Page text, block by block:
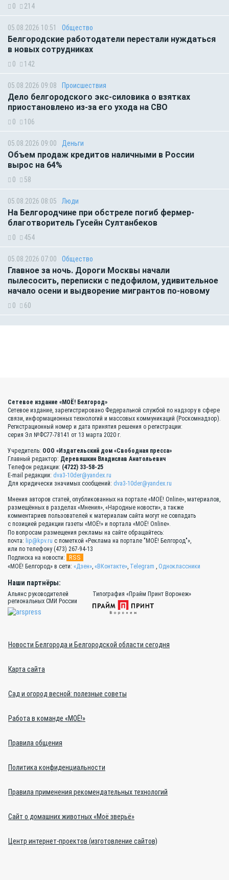
0 214
05.08.2026 10:51 Общество
Белгородские работодатели перестали нуждаться
в новых сотрудниках
0 142
05.08.2026 09:08 Происшествия
Дело белгородского экс-силовика о взятках
приостановлено из-за его ухода на СВО
0 106
05.08.2026 09:00 Деньги
Объем продаж кредитов наличными в России
вырос на 64%
0 58
05.08.2026 08:05 Люди
На Белгородчине при обстреле погиб фермер-
благотворитель Гусейн Султанбеков
0 454
05.08.2026 07:00 Общество
Главное за ночь. Дороги Москвы начали
пылесосить, переписки с педофилом, удивительное
начало осени и выдворение мигрантов по-новому
0 60
Сетевое издание «МОЁ! Белгород»
Сетевое издание, зарегистрировано Федеральной службой по надзору в сфере
связи, информационных технологий и массовых коммуникаций (Роскомнадзор).
Регистрационный номер и дата принятия решения о регистрации:
серия Эл №ФС77-78141 от 13 марта 2020 г.
Учредитель: ООО «Издательский дом «Свободная пресса»
Главный редактор: Деревяшкин Владислав Анатольевич
Телефон редакции: (4722) 33-58-25
E-mail редакции: dva3-10der@yandex.ru
Для юридически значимых сообщений: dva3-10der@yandex.ru
Мнения авторов статей, опубликованных на портале «МОЁ! Online», материалов,
размещённых в разделах «Мнения», «Народные новости», а также
комментариев пользователей к материалам сайта могут не совпадать
с позицией редакции газеты «МОЁ!» и портала «МОЁ! Online».
По вопросам размещения рекламы на сайте обращайтесь:
почта: lip@kpv.ru с пометкой «Реклама на портале "МОЁ! Белгород"»,
или по телефону (473) 267-94-13
Подписка на новости:
RSS
«МОЁ! Белгород» в сети: «Дзен», «ВКонтакте», Telegram , Одноклассники
Наши партнёры:
Альянс руководителей
региональных СМИ России
Типография «Прайм Принт Воронеж»
Новости Белгорода и Белгородской области сегодня
Карта сайта
Сад и огород весной: полезные советы
Работа в команде «МОЁ!»
Правила общения
Политика конфиденциальности
Правила применения рекомендательных технологий
Сайт о домашних животных «Моё зверьё»
Центр интернет-проектов (изготовление сайтов)